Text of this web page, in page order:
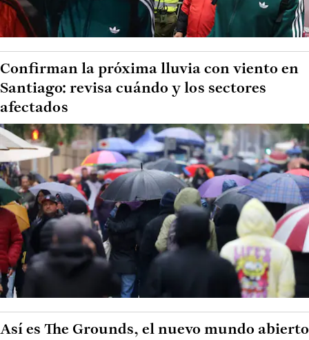
Confirman la próxima lluvia con viento en
Santiago: revisa cuándo y los sectores
afectados
Así es The Grounds, el nuevo mundo abierto